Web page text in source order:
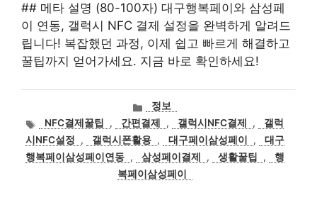
## 메타 설명 (80-100자) 대구행복페이와 삼성페
이 연동, 갤럭시 NFC 결제 설정을 완벽하게 알려드
립니다! 복잡했던 과정, 이제 쉽고 빠르게 해결하고
꿀팁까지 얻어가세요. 지금 바로 확인하세요!
카
테
고
리
정보
태
그
NFC결제꿀팁 , 간편결제 , 갤럭시NFC결제 ,
갤럭
시NFC설정
, 갤럭시폰활용 , 대구페이삼성페이 ,
대구
행복페이삼성페이연동 , 삼성페이결제 , 생활꿀팁 ,
행
복페이삼성페이